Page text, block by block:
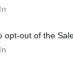
opt-out of the